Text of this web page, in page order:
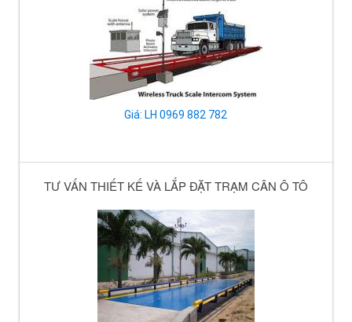
Giá: LH 0969 882 782
TƯ VẤN THIẾT KẾ VÀ LẮP ĐẶT TRẠM CÂN Ô TÔ